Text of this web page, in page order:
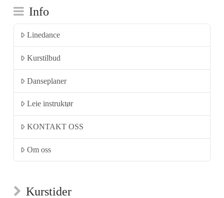
Info
Linedance
Kurstilbud
Danseplaner
Leie instruktør
KONTAKT OSS
Om oss
Kurstider